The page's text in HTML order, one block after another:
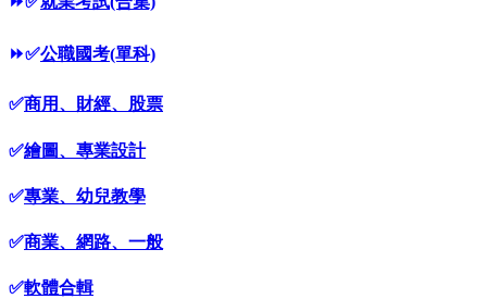
⏩✅公職國考(單科)
✅商用、財經、股票
✅繪圖、專業設計
✅專業、幼兒教學
✅商業、網路、一般
✅軟體合輯